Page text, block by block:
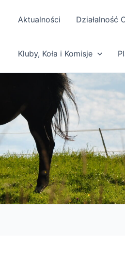
Aktualności Działalność
Kluby, Koła i Komisje